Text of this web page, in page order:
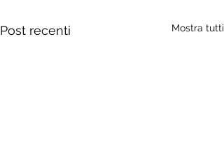
Post recenti Mostra tutti